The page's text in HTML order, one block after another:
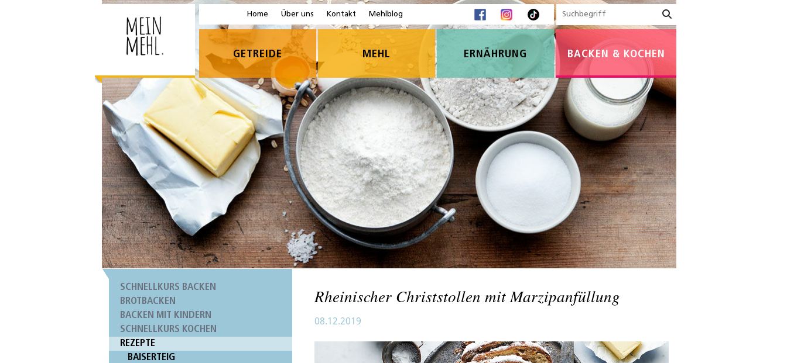
Home Über uns Kontakt Mehlblog
GETREIDE MEHL ERNÄHRUNG BACKEN & KOCHEN
SCHNELLKURS BACKEN
BROTBACKEN
BACKEN MIT KINDERN
SCHNELLKURS KOCHEN
REZEPTE
BAISERTEIG
Rheinischer Christstollen mit Marzipanfüllung
08.12.2019